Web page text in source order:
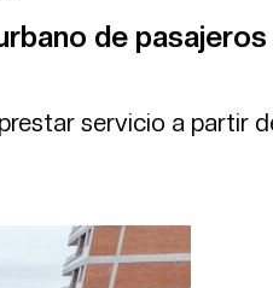
de pasajeros
servicio a partir